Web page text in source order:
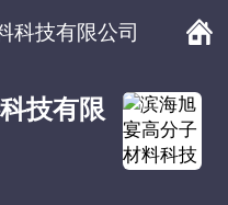
科技有限公司
技有限